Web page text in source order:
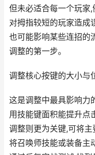
但未必适合每一个玩家
对拇指较短的玩家造成
也可能影响某些连招的
调整的第一步。
调整核心按键的大小与
这是调整中最具影响力
用技能键面积能提升点
调整则更为关键,可将
将召唤师技能或装备主